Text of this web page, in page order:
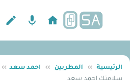
الرئيسية ›› المطربين ›› احمد سعد ››
سلامتك احمد سعد